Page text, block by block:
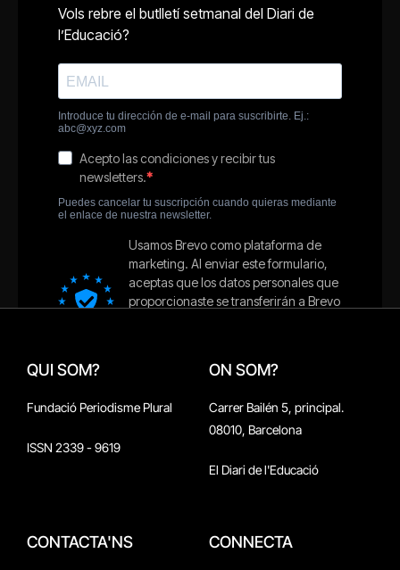
QUI SOM?
Fundació Periodisme Plural
ISSN 2339 - 9619
ON SOM?
Carrer Bailén 5, principal.
08010, Barcelona
El Diari de l'Educació
CONTACTA'NS CONNECTA